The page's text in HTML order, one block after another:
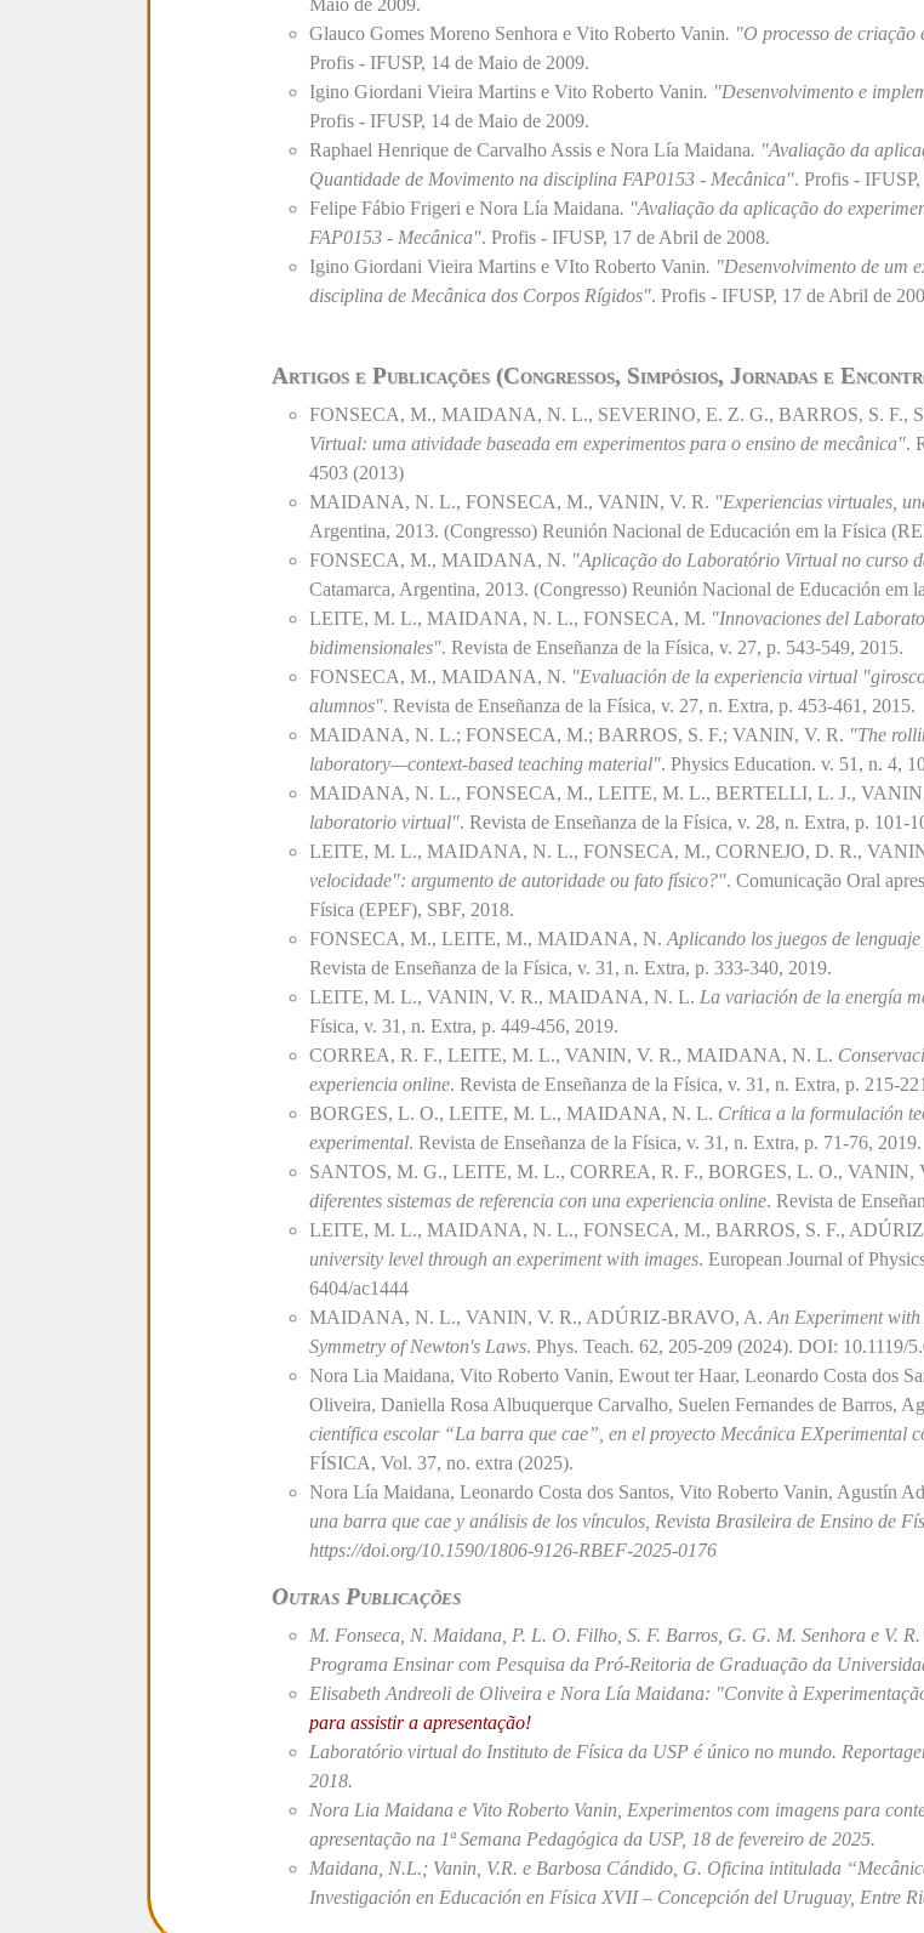
Maio de 2009.
Glauco Gomes Moreno Senhora e Vito Roberto Vanin. "O processo de
Profis - IFUSP, 14 de Maio de 2009.
Igino Giordani Vieira Martins e Vito Roberto Vanin. "Desenvolvimento e
Profis - IFUSP, 14 de Maio de 2009.
Raphael Henrique de Carvalho Assis e Nora Lía Maidana. "Avaliação da
Quantidade de Movimento na disciplina FAP0153 - Mecânica". Profis -
Felipe Fábio Frigeri e Nora Lía Maidana. "Avaliação da aplicação do
FAP0153 - Mecânica". Profis - IFUSP, 17 de Abril de 2008.
Igino Giordani Vieira Martins e VIto Roberto Vanin. "Desenvolvimento de um
disciplina de Mecânica dos Corpos Rígidos". Profis - IFUSP, 17 de Abril de
Artigos e Publicações (Congressos, Simpósios, Jornadas e
FONSECA, M., MAIDANA, N. L., SEVERINO, E. Z. G., BARROS, S. F.,
Virtual: uma atividade baseada em experimentos para o ensino de mecânica".
4503 (2013)
MAIDANA, N. L., FONSECA, M., VANIN, V. R. "Experiencias virtuales,
Argentina, 2013. (Congresso) Reunión Nacional de Educación em la Física
FONSECA, M., MAIDANA, N. "Aplicação do Laboratório Virtual no curso
Catamarca, Argentina, 2013. (Congresso) Reunión Nacional de Educación
LEITE, M. L., MAIDANA, N. L., FONSECA, M. "Innovaciones del
bidimensionales". Revista de Enseñanza de la Física, v. 27, p. 543-549, 2015.
FONSECA, M., MAIDANA, N. "Evaluación de la experiencia virtual
alumnos". Revista de Enseñanza de la Física, v. 27, n. Extra, p. 453-461, 2015.
MAIDANA, N. L.; FONSECA, M.; BARROS, S. F.; VANIN, V. R. "The
laboratory—context-based teaching material". Physics Education. v. 51, n. 4,
MAIDANA, N. L., FONSECA, M., LEITE, M. L., BERTELLI, L. J.,
laboratorio virtual". Revista de Enseñanza de la Física, v. 28, n. Extra, p. 101-
LEITE, M. L., MAIDANA, N. L., FONSECA, M., CORNEJO, D. R.,
velocidade": argumento de autoridade ou fato físico?". Comunicação Oral
Física (EPEF), SBF, 2018.
FONSECA, M., LEITE, M., MAIDANA, N. Aplicando los juegos de
Revista de Enseñanza de la Física, v. 31, n. Extra, p. 333-340, 2019.
LEITE, M. L., VANIN, V. R., MAIDANA, N. L. La variación de la energía
Física, v. 31, n. Extra, p. 449-456, 2019.
CORREA, R. F., LEITE, M. L., VANIN, V. R., MAIDANA, N. L.
experiencia online. Revista de Enseñanza de la Física, v. 31, n. Extra, p. 215-
BORGES, L. O., LEITE, M. L., MAIDANA, N. L. Crítica a la formulación
experimental. Revista de Enseñanza de la Física, v. 31, n. Extra, p. 71-76, 2019.
SANTOS, M. G., LEITE, M. L., CORREA, R. F., BORGES, L. O.,
diferentes sistemas de referencia con una experiencia online. Revista de
LEITE, M. L., MAIDANA, N. L., FONSECA, M., BARROS, S. F.,
university level through an experiment with images. European Journal of
6404/ac1444
MAIDANA, N. L., VANIN, V. R., ADÚRIZ-BRAVO, A.An Experiment
Symmetry of Newton's Laws. Phys. Teach. 62, 205-209 (2024). DOI: 10.1119/
Nora Lia Maidana, Vito Roberto Vanin, Ewout ter Haar, Leonardo Costa dos
Oliveira, Daniella Rosa Albuquerque Carvalho, Suelen Fernandes de Barros,
científica escolar “La barra que cae”, en el proyecto Mecánica EXperimental
FÍSICA, Vol. 37, no. extra (2025).
Nora Lía Maidana, Leonardo Costa dos Santos, Vito Roberto Vanin, Agustín
una barra que cae y análisis de los vínculos , Revista Brasileira de Ensino de
https://doi.org/10.1590/1806-9126-RBEF-2025-0176
Outras Publicações
M. Fonseca, N. Maidana, P. L. O. Filho, S. F. Barros, G. G. M. Senhora e V. R.
ProgramaEnsinar com Pesquisa da Pró-Reitoria de Graduação da
Elisabeth Andreoli de Oliveira e Nora Lía Maidana: "Convite à
para assistir a apresentação!
Laboratório virtual do Instituto de Física da USP é único no mundo.
2018.
Nora Lia Maidana e Vito Roberto Vanin,Experimentos com imagens para
apresentação na 1ª Semana Pedagógica da USP, 18 de fevereiro de 2025.
Maidana, N.L.; Vanin, V.R. e Barbosa Cándido, G. Oficina intitulada
Investigación en Educación en Física XVII – Concepción del Uruguay, Entre